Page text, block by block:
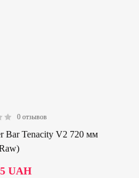
0 отзывов
Bar Tenacity V2 720 мм
UAH